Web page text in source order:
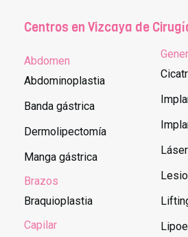
Centros en Vizcaya de
Abdomen
Abdominoplastia
Banda gástrica
Dermolipectomía
Manga gástrica
Brazos
Braquioplastia
Capilar